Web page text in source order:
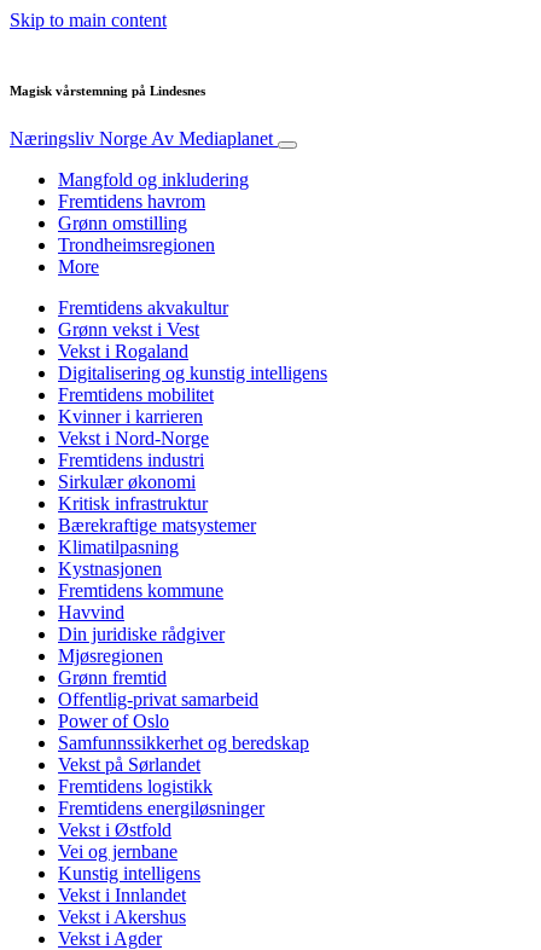
Skip to main content
Magisk vårstemning på Lindesnes
Næringsliv Norge Av Mediaplanet
Mangfold og inkludering
Fremtidens havrom
Grønn omstilling
Trondheimsregionen
More
Fremtidens akvakultur
Grønn vekst i Vest
Vekst i Rogaland
Digitalisering og kunstig intelligens
Fremtidens mobilitet
Kvinner i karrieren
Vekst i Nord-Norge
Fremtidens industri
Sirkulær økonomi
Kritisk infrastruktur
Bærekraftige matsystemer
Klimatilpasning
Kystnasjonen
Fremtidens kommune
Havvind
Din juridiske rådgiver
Mjøsregionen
Grønn fremtid
Offentlig-privat samarbeid
Power of Oslo
Samfunnssikkerhet og beredskap
Vekst på Sørlandet
Fremtidens logistikk
Fremtidens energiløsninger
Vekst i Østfold
Vei og jernbane
Kunstig intelligens
Vekst i Innlandet
Vekst i Akershus
Vekst i Agder